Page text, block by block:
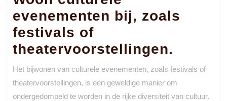
evenementen bij, zoals
festivals of
theatervoorstellingen.
Het bijwonen van culturele evenementen, zoals festivals of
theatervoorstellingen, is een geweldige manier om
ondergedompeld te worden in de rijke diversiteit van cultuur.